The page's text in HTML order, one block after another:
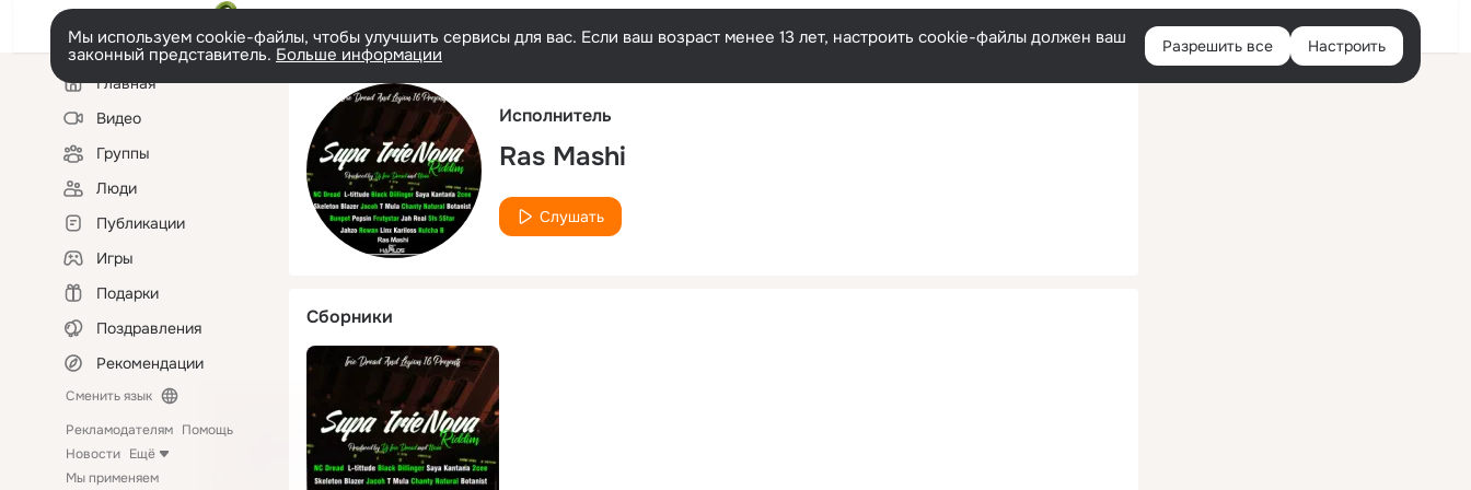
Русский Войти
Мы используем cookie-файлы, чтобы улучшить сервисы для вас. Если ваш возраст менее 13 лет, настроить cookie-файлы должен ваш
законный представитель. Больше информации Разрешить все Настроить
Левая
колонкаГлавная
Видео
Группы
Люди
Публикации
Игры
Подарки
Поздравления
Рекомендации
Сменить язык
Рекламодателям Помощь
Новости Ещё
Мы применяем
Исполнитель
Ras Mashi
Слушать
Сборники